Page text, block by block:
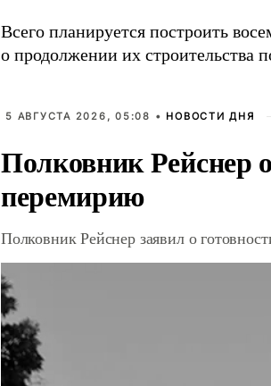
Всего планируется построить
о продолжении их строительства
5 АВГУСТА 2026, 05:08 • НОВОСТИ ДНЯ
Полковник Рейснер
перемирию
Полковник Рейснер заявил о